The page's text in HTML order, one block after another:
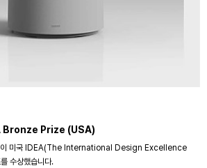
Prize (USA)
이 미국 IDEA(The International Design Excellence
수상했습니다.